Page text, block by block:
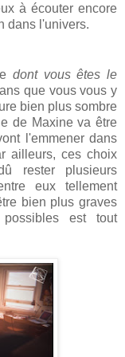
à écouter encore
dans l'univers.
dont vous êtes le
que vous vous y
bien plus sombre
de Maxine va être
l'emmener dans
ailleurs, ces choix
rester plusieurs
eux tellement
bien plus graves
est tout